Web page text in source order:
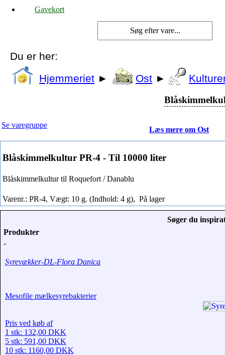
Gavekort
Du er her:
Hjemmeriet ► Ost ►
Se varegruppe
Læs mere om Ost
Blåskimmelkultur PR-4 - Til 10000 liter
Blåskimmelkultur til Roquefort / Danablu
Varenr.: PR-4, Vægt: 10 g. (Indhold: 4 g), På lager
Søger du
Produkter
-
Syrevækker-DL-Flora Danica
Mesofile mælkesyrebakterier
Pris ved køb af
1 stk: 132,00 DKK
5 stk: 591,00 DKK
10 stk: 1160,00 DKK